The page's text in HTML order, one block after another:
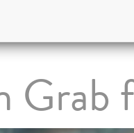
Grab